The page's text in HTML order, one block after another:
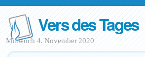
Vers des Tages
Mittwoch 4. November 2020